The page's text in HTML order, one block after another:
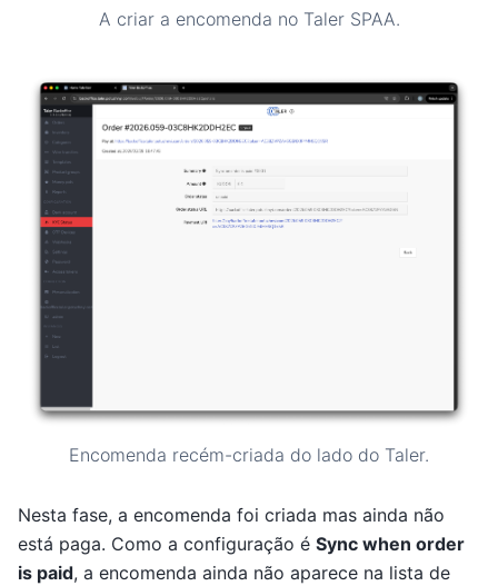
A criar a encomenda no Taler SPAA.
Encomenda recém-criada do lado do Taler.
Nesta fase, a encomenda foi criada mas ainda não
está paga. Como a configuração é Sync when order
is paid, a encomenda ainda não aparece na lista de